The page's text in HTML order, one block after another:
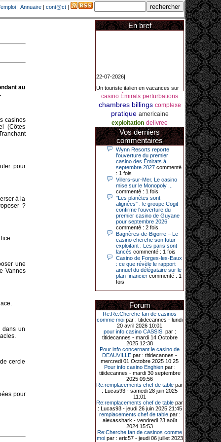
| Annuaire | cont@ct |
au
casinos
(Côtes
pour
à la
?
une
Vannes
dans un
cercle
pour
En bref
la Côte d’Azur a remporté un
jackpot exceptionnel de 84.631
euros dans la nuit de samedi à
dimanche au Casino Barrière Le
Croisette à Cannes. Il s’agit d’un
nouveau record de gains de l’année
2026 pour cet établissement.
14-04-2026|
Dimanche 12 avril 2026, cette date
restera gravée dans la mémoire de
ce joueur du casino de Saint-Quay-
Portrieux (Côtes-d’Armor).
Ce quinquagénaire, habitant Plouha
mais souhaitant garder l’anonymat,
a eu l’énorme surprise de décrocher
un jackpot record de 82 426 €.
Le plus gros gain gagné depuis plus
de 20 ans dans l’établissement.
31-03-2026|
Série de jackpots au casino JOA de
Gujan-Mestras : ce mois de mars a
été fructueux pour quelques
une machine à sous pour une mise
initiale de 5,28 €. Puis quelques
jours plus tard, le vendredi 27 mars,
un joueur a décroché 12 086 euros
sur une autre machine à sous.
Enfin, troisième et dernier jackpot,
record cette fois-ci, le samedi 28
mars dernier. Quelque 111 322
euros ont été remportés sur la table
d’Ultimate Texas Hold’em Poker,
grâce à une mise de 5 euros sur la
case bonus et une quinte flush
royale. Ces gains ont été annoncés
dans un communiqué diffusé par le
casino ce lundi 30 mars en soirée.
11-01-2026|
Dimanche 11 janvier, en soirée, une
cliente retraitée de 78 ans, habitant
Trémuson, a eu l’énorme surprise
casino Émirats perturbations
chambres billings complexe
pratique americaine
exploitation delivree
Vos derniers
commentaires
Wynn Resorts reporte
l’ouverture du premier
casino des Émirats à
septembre 2027 commenté
: 1 fois
Villers-sur-Mer. Le casino
mise sur le Monopoly ...
commenté : 1 fois
"Les planètes sont
alignées" : le groupe Cogit
confirme l'ouverture du
premier casino de Guyane
pour septembre 2026
commenté : 2 fois
Bagnères-de-Bigorre – Le
casino cherche son futur
exploitant : Les paris sont
lancés commenté : 1 fois
Casino de Forges-les-Eaux
: ce que révèle le rapport
annuel du délégataire sur le
plan financier commenté : 1
fois
Forum
Re:Re:Cherche fan de casinos
comme moi par : titidecannes - lundi
20 avril 2026 10:01
pour info casino CASSIS. par :
titidecannes - mardi 14 Octobre
2025 12:38
Pour info concernant le casino de
DEAUVILLE par : titidecannes -
mercredi 01 Octobre 2025 10:25
Pour info casino Enghienpar :
titidecannes - mardi 30 septembre
2025 09:56
Re:remplacements chef de table par
: Lucas93 - samedi 28 juin 2025
11:01
Re:remplacements chef de table par
: Lucas93 - jeudi 26 juin 2025 21:45
remplacements chef de tablepar :
alexasshark - vendredi 23 août
2024 15:53
Re:Cherche fan de casinos comme
moipar : eric57 - jeudi 06 juillet 2023